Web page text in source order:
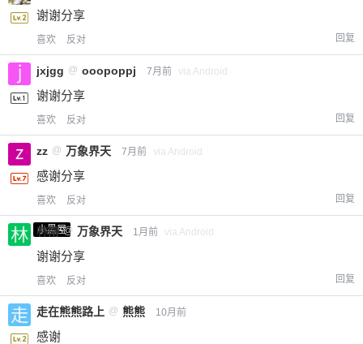
谢谢分享
喜欢 反对 回复
jxjgg @ ooopoppj 7月前 via Android
谢谢分享
喜欢 反对 回复
zz @ 万象界天 7月前 via Android
感谢分享
喜欢 反对 回复
小黑屋
林南 @ 万象界天 1月前 via Android
谢谢分享
喜欢 反对 回复
走在熊熊路上 @ 熊熊 10月前
感谢